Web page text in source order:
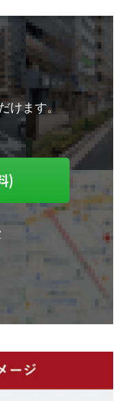
けます。
)